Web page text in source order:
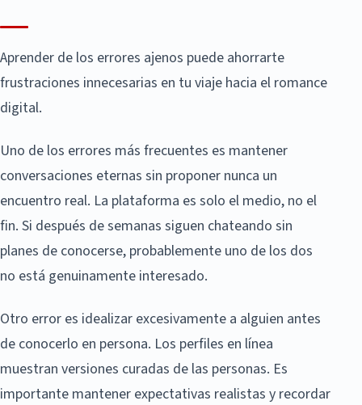
Aprender de los errores ajenos puede ahorrarte
frustraciones innecesarias en tu viaje hacia el romance
digital.
Uno de los errores más frecuentes es mantener
conversaciones eternas sin proponer nunca un
encuentro real. La plataforma es solo el medio, no el
fin. Si después de semanas siguen chateando sin
planes de conocerse, probablemente uno de los dos
no está genuinamente interesado.
Otro error es idealizar excesivamente a alguien antes
de conocerlo en persona. Los perfiles en línea
muestran versiones curadas de las personas. Es
importante mantener expectativas realistas y recordar